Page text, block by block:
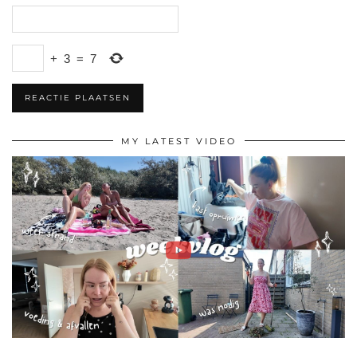
+ 3 = 7
MY LATEST VIDEO